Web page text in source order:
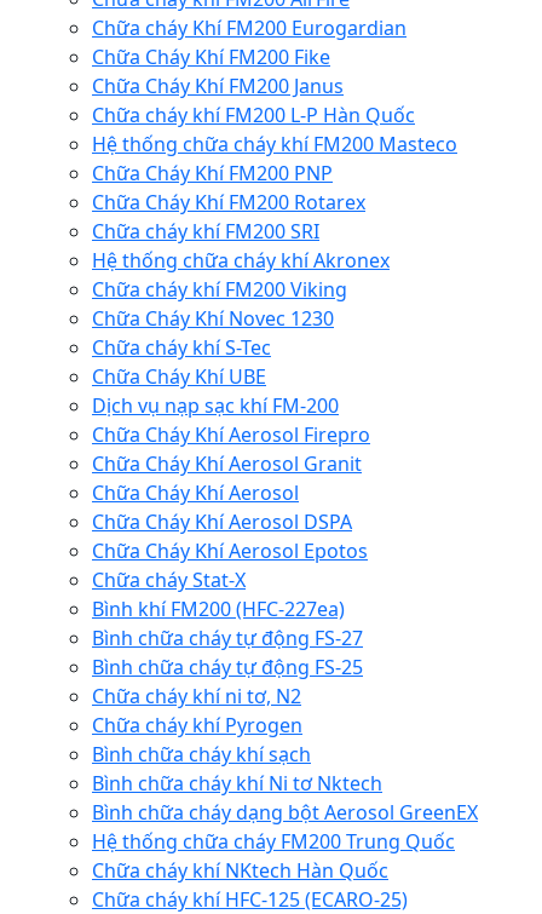
Chữa cháy Khí FM200 Eurogardian
Chữa Cháy Khí FM200 Fike
Chữa Cháy Khí FM200 Janus
Chữa cháy khí FM200 L-P Hàn Quốc
Hệ thống chữa cháy khí FM200 Masteco
Chữa Cháy Khí FM200 PNP
Chữa Cháy Khí FM200 Rotarex
Chữa cháy khí FM200 SRI
Hệ thống chữa cháy khí Akronex
Chữa cháy khí FM200 Viking
Chữa Cháy Khí Novec 1230
Chữa cháy khí S-Tec
Chữa Cháy Khí UBE
Dịch vụ nạp sạc khí FM-200
Chữa Cháy Khí Aerosol Firepro
Chữa Cháy Khí Aerosol Granit
Chữa Cháy Khí Aerosol
Chữa Cháy Khí Aerosol DSPA
Chữa Cháy Khí Aerosol Epotos
Chữa cháy Stat-X
Bình khí FM200 (HFC-227ea)
Bình chữa cháy tự động FS-27
Bình chữa cháy tự động FS-25
Chữa cháy khí ni tơ, N2
Chữa cháy khí Pyrogen
Bình chữa cháy khí sạch
Bình chữa cháy khí Ni tơ Nktech
Bình chữa cháy dạng bột Aerosol GreenEX
Hệ thống chữa cháy FM200 Trung Quốc
Chữa cháy khí NKtech Hàn Quốc
Chữa cháy khí HFC-125 (ECARO-25)